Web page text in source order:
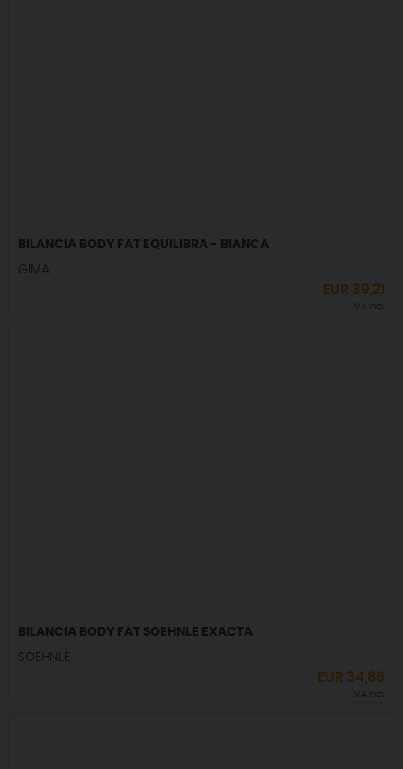
BILANCIA BODY FAT EQUILIBRA - BIANCA
GIMA
EUR 39,21
IVA incl.
BILANCIA BODY FAT SOEHNLE EXACTA
SOEHNLE
EUR 34,86
IVA incl.